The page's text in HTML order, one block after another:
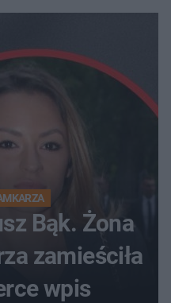
Bąk. Żona
zamieściła
wpis